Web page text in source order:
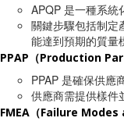
APQP 是一種系統
關鍵步驟包括制定
能達到預期的質量
PPAP（Production
PPAP 是確保供應
供應商需提供樣件
FMEA（Failure Modes